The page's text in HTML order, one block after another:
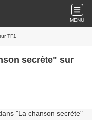
MENU
TF1
secrète" sur